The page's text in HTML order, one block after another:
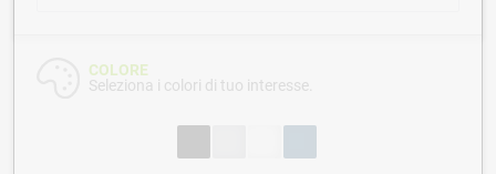
COLORE
Seleziona i colori di tuo interesse.